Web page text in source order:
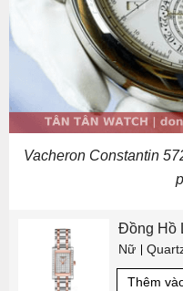
Vacheron Constantin
Đồng Hồ
Nữ
Thêm